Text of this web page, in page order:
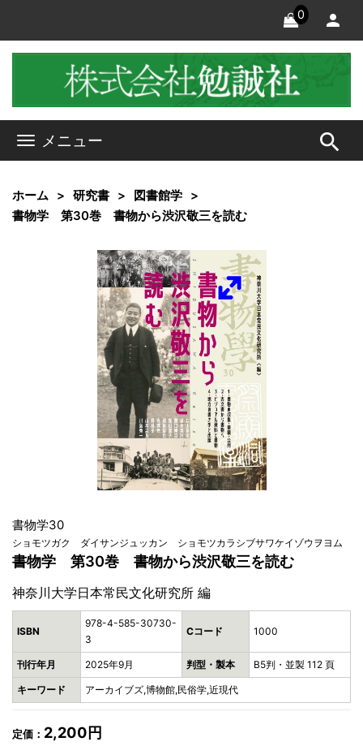
0
メニュー search
ホーム 研究書
図書館学
書物学 第30巻 書物から渋沢敬三を読む
書物学30
ショモツガク ダイサンジュッカン ショモツカラシブサワケイゾウヲヨム
書物学 第30巻 書物から渋沢敬三を読む
神奈川大学日本常民文化研究所 編
ISBN
978-4-585-30730-
3
Cコード 1000
刊行年月 2025年9月 判型・製本 B5判・並製 112 頁
キーワード アーカイブズ,博物館,民俗学,近現代
定価： 2,200円